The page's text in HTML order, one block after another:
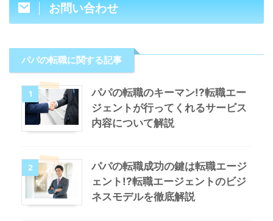
お問い合わせ
パパの転職に関する記事
1
パパの転職のキーマン!?転職エー
ジェントが行ってくれるサービス
内容について解説
2
パパの転職成功の鍵は転職エージ
ェント!?転職エージェントのビジ
ネスモデルを徹底解説